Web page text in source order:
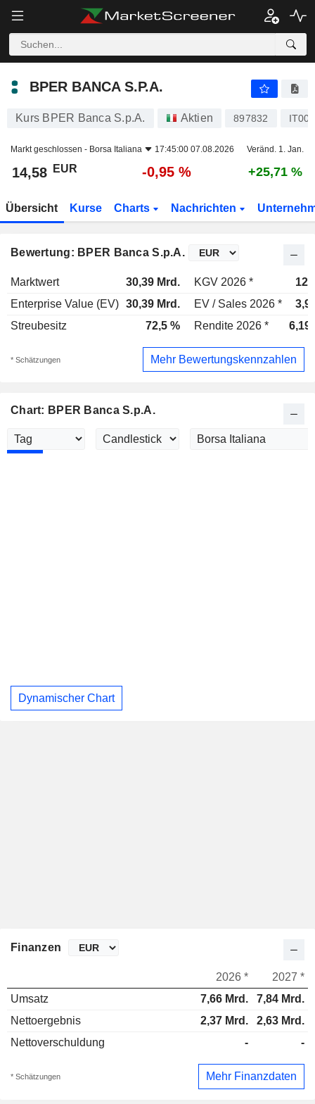
BPER BANCA S.P.A.
BPER BANCA S.P.A.
Kurs BPER Banca S.p.A. Aktien 897832
Markt geschlossen - Borsa Italiana 17:45:00 07.08.2026 Veränd. 1. Jan.
14,58 EUR -0,95 % +25,71 %
Übersicht Kurse Charts Nachrichten
Bewertung: BPER Banca S.p.A.
Marktwert 30,39 Mrd. KGV 2026 *
Enterprise Value (EV) 30,39 Mrd. EV / Sales 2026 *
Streubesitz
72,5 % Rendite 2026 * 6,19
* Schätzungen Mehr Bewertungskennzahlen
Chart: BPER Banca S.p.A.
Dynamischer Chart
Finanzen
2026 *
2027 *
Umsatz
7,66 Mrd.
7,84 Mrd.
Nettoergebnis
2,37 Mrd.
2,63 Mrd.
Nettoverschuldung
- -
* Schätzungen Mehr Finanzdaten